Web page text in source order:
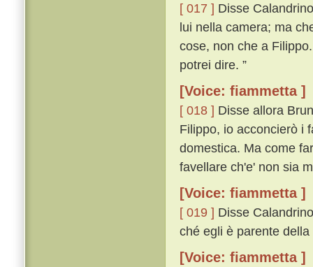
[ 017 ] Disse
lui nella camera; ma
cose, non che a
potrei dire. ”
[Voice: fiammetta ]
[ 018 ] Disse allora
Filippo, io acconcierò i
domestica. Ma come
favellare ch'e' non sia
[Voice: fiammetta ]
[ 019 ] Disse
ché egli è parente
[Voice: fiammetta ]